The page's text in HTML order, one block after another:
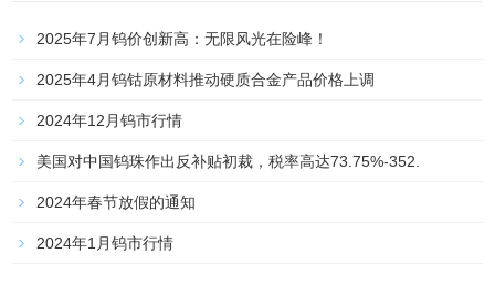
2025年7月钨价创新高：无限风光在险峰！
2025年4月钨钴原材料推动硬质合金产品价格上调
2024年12月钨市行情
美国对中国钨珠作出反补贴初裁，税率高达73.75%-352.
2024年春节放假的通知
2024年1月钨市行情